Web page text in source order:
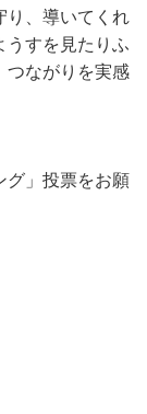
り、導いてくれ
うすを見たりふ
つながりを実感
グ」投票をお願